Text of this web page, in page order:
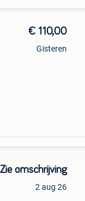
€ 110,00
Gisteren
Zie omschrijving
2 aug 26